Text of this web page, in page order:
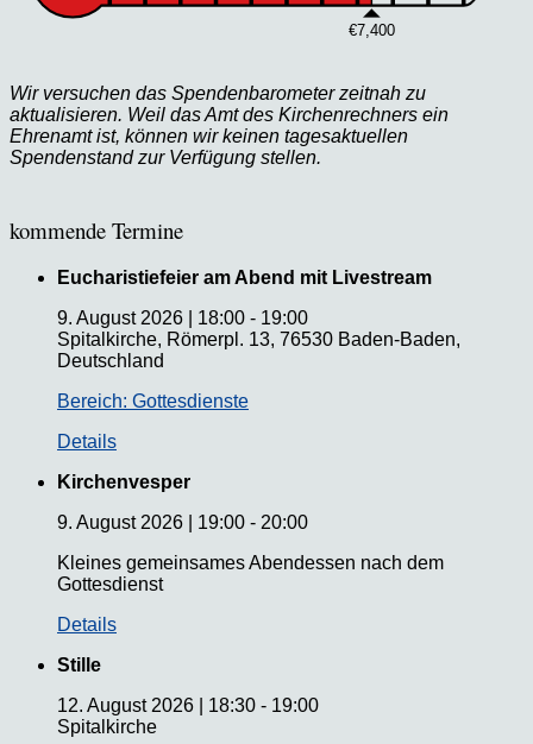
€7,400
Wir versuchen das Spendenbarometer zeitnah zu
aktualisieren. Weil das Amt des Kirchenrechners ein
Ehrenamt ist, können wir keinen tagesaktuellen
Spendenstand zur Verfügung stellen.
kommende Termine
Eucharistiefeier am Abend mit Livestream
9. August 2026
18:00 - 19:00
Spitalkirche, Römerpl. 13, 76530 Baden-Baden,
Deutschland
Bereich: Gottesdienste
Details
Kirchenvesper
9. August 2026
19:00 - 20:00
Kleines gemeinsames Abendessen nach dem
Gottesdienst
Details
Stille
12. August 2026
18:30 - 19:00
Spitalkirche